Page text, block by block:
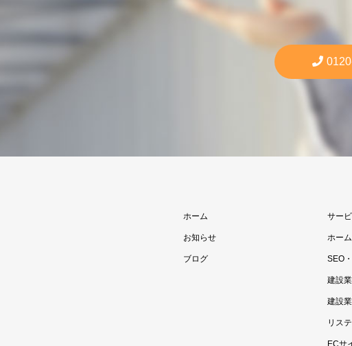
ホーム
お知らせ
ブログ
サー
ホー
SEO
建設
建設
リス
ECサ